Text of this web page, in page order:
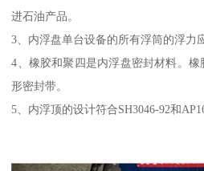
进石油产品。
3、内浮盘单台设备的所有浮筒的浮力
4、橡胶和聚四是内浮盘密封材料。
形密封带。
5、内浮顶的设计符合SH3046-92和